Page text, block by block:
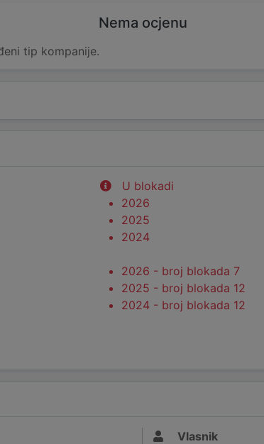
Nema ocjenu
tip kompanije.
U blokadi
2026
2025
2024
2026 - broj blokada 7
2025 - broj blokada 12
2024 - broj blokada 12
Vlasnik